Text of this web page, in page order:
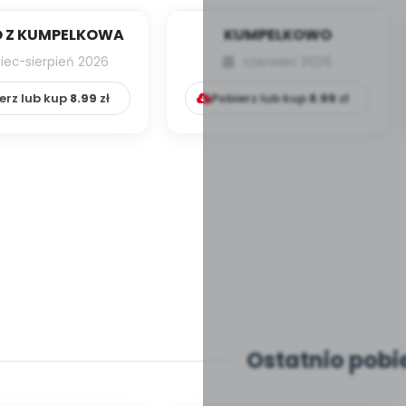
Z KUMPELKOWA
sierpień 2026
lub kup 8.99 zł
KUMPELKOWO
Pobierz lub kup8.99zł
Ostatnio